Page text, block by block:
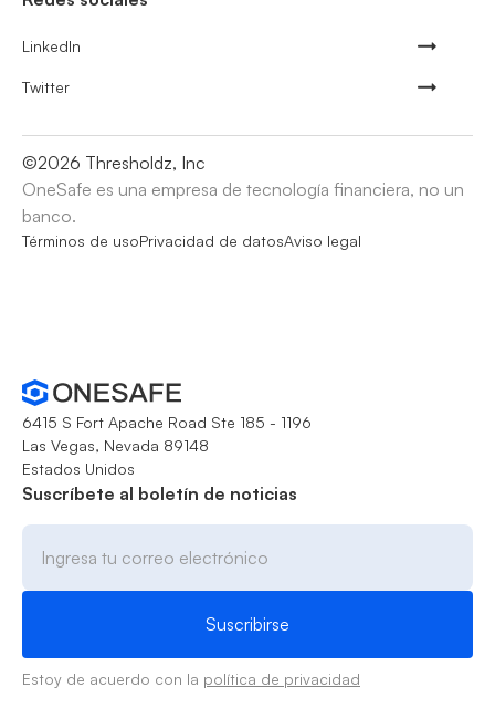
LinkedIn
Twitter
©2026 Thresholdz, Inc
OneSafe es una empresa de tecnología financiera, no un
banco.
Términos de usoPrivacidad de datosAviso legal
6415 S Fort Apache Road Ste 185 - 1196
Las Vegas, Nevada 89148
Estados Unidos
Suscríbete al boletín de noticias
Estoy de acuerdo con la política de privacidad